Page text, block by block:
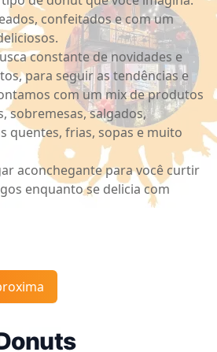
confeitados e com um
constante de novidades e
para seguir as tendências e
com um mix de produtos
sobremesas, salgados,
quentes, frias, sopas e muito
aconchegante para você curtir
enquanto se delicia com